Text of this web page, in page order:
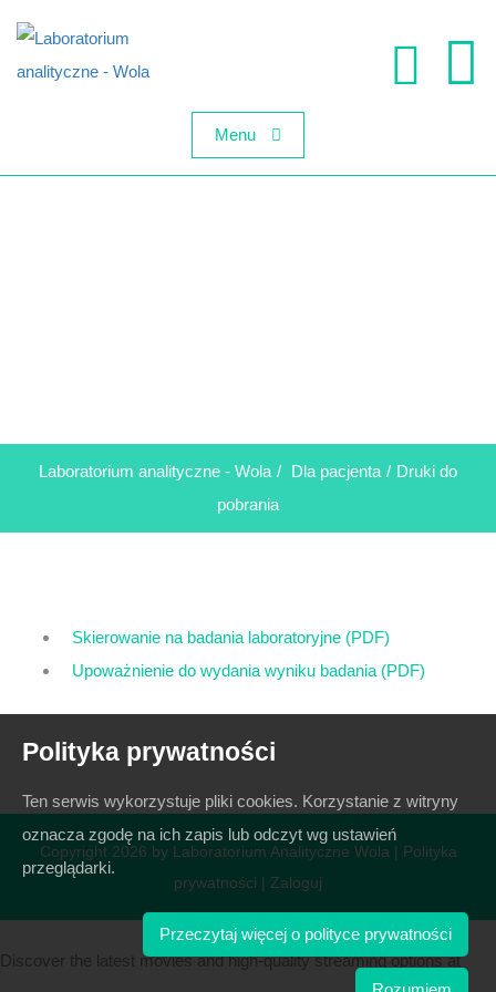
Menu
Laboratorium analityczne - Wola / Dla pacjenta / Druki do
pobrania
Skierowanie na badania laboratoryjne (PDF)
Upoważnienie do wydania wyniku badania (PDF)
Copyright 2026 by Laboratorium Analityczne Wola | Polityka
prywatności | Zaloguj
Polityka prywatności
Ten serwis wykorzystuje pliki cookies. Korzystanie z witryny
oznacza zgodę na ich zapis lub odczyt wg ustawień
przeglądarki.
Przeczytaj więcej o polityce prywatności
Discover the latest movies and high-quality streaming options at